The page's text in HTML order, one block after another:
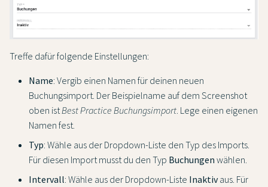
Treffe dafür folgende Einstellungen:
Name: Vergib einen Namen für deinen neuen
Buchungsimport. Der Beispielname auf dem Screenshot
oben istBest Practice Buchungsimport. Lege einen eigenen
Namen fest.
Typ: Wähle aus der Dropdown-Liste den Typ des Imports.
Für diesen Import musst du den Typ Buchungen wählen.
Intervall: Wähle aus der Dropdown-Liste Inaktivaus. Für